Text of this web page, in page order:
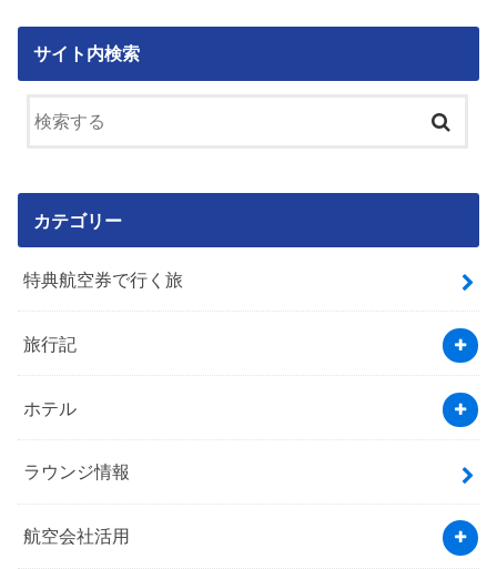
サイト内検索
カテゴリー
特典航空券で行く旅
旅行記
ホテル
ラウンジ情報
航空会社活用